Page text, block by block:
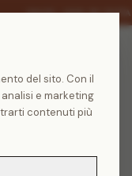
SALDI -30% SU
del sito. Con il
e marketing
contenuti più